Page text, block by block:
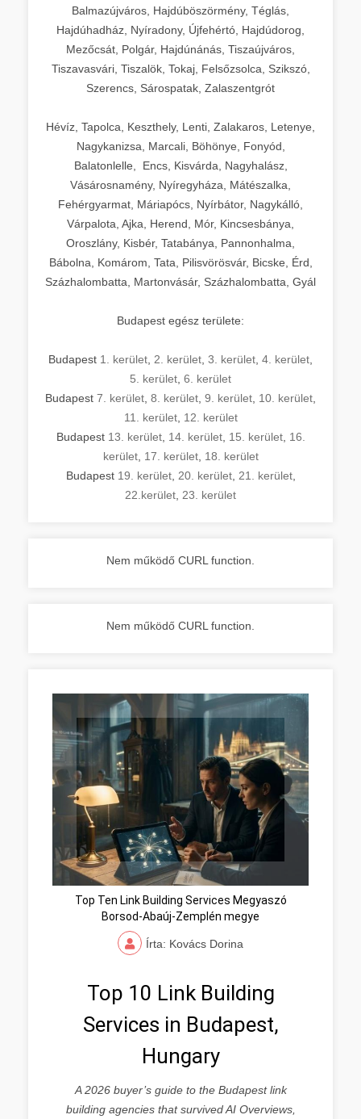
Balmazújváros, Hajdúböszörmény, Téglás,
Hajdúhadház, Nyíradony, Újfehértó, Hajdúdorog,
Mezőcsát, Polgár, Hajdúnánás, Tiszaújváros,
Tiszavasvári, Tiszalök, Tokaj, Felsőzsolca, Szikszó,
Szerencs, Sárospatak, Zalaszentgrót
Hévíz, Tapolca, Keszthely, Lenti, Zalakaros, Letenye,
Nagykanizsa, Marcali, Böhönye, Fonyód,
Balatonlelle, Encs, Kisvárda, Nagyhalász,
Vásárosnamény, Nyíregyháza, Mátészalka,
Fehérgyarmat, Máriapócs, Nyírbátor, Nagykálló,
Várpalota, Ajka, Herend, Mór, Kincsesbánya,
Oroszlány, Kisbér, Tatabánya, Pannonhalma,
Bábolna, Komárom, Tata, Pilisvörösvár, Bicske, Érd,
Százhalombatta, Martonvásár, Százhalombatta, Gyál
Budapest egész területe:
Budapest 1. kerület 2. kerület 3. kerület 4. kerület
5. kerület 6. kerület
Budapest 7. kerület 8. kerület 9. kerület 10. kerület
11. kerület, 12. kerület
Budapest 13. kerület, 14. kerület, 15. kerület, 16.
kerület, 17. kerület, 18. kerület
Budapest 19. kerület, 20. kerület, 21. kerület,
22.kerület 23. kerület
Nem működő CURL function.
Nem működő CURL function.
Top Ten Link Building Services Megyaszó
Borsod-Abaúj-Zemplén megye
Írta: Kovács Dorina
Top 10 Link Building
Services in Budapest,
Hungary
A 2026 buyer’s guide to the Budapest link
building agencies that survived AI Overviews,